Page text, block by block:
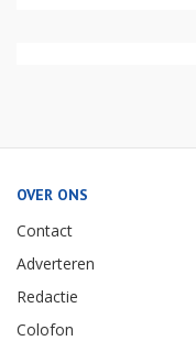
OVER ONS
Contact
Adverteren
Redactie
Colofon